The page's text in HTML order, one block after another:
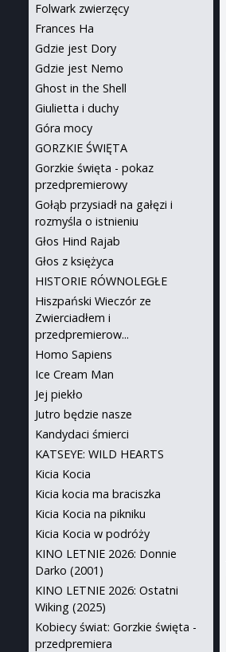
Folwark zwierzęcy
Frances Ha
Gdzie jest Dory
Gdzie jest Nemo
Ghost in the Shell
Giulietta i duchy
Góra mocy
GORZKIE ŚWIĘTA
Gorzkie święta - pokaz
przedpremierowy
Gołąb przysiadł na gałęzi i
rozmyśla o istnieniu
Głos Hind Rajab
Głos z księżyca
HISTORIE RÓWNOLEGŁE
Hiszpański Wieczór ze
Zwierciadłem i
przedpremierow...
Homo Sapiens
Ice Cream Man
Jej piekło
Jutro będzie nasze
Kandydaci śmierci
KATSEYE: WILD HEARTS
Kicia Kocia
Kicia kocia ma braciszka
Kicia Kocia na pikniku
Kicia Kocia w podróży
KINO LETNIE 2026: Donnie
Darko (2001)
KINO LETNIE 2026: Ostatni
Wiking (2025)
Kobiecy świat: Gorzkie święta -
przedpremiera